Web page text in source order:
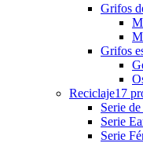
Grifos
Grifos
Reciclaje17
Serie
Serie
Serie